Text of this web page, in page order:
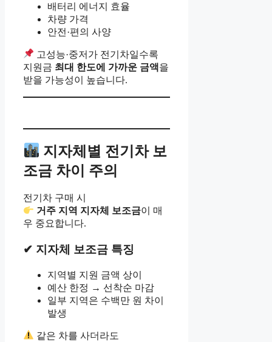
배터리 에너지 효율
차량 가격
안전·편의 사양
고성능·중저가 전기차일수록
지원금 최대 한도에 가까운 금액을
받을 가능성이 높습니다.
지자체별 전기차 보
조금 차이 주의
전기차 구매 시
거주 지역 지자체 보조금이 매
우 중요합니다.
✔ 지자체 보조금 특징
지역별 지원 금액 상이
예산 한정 → 선착순 마감
일부 지역은 수백만 원 차이
발생
같은 차를 사더라도